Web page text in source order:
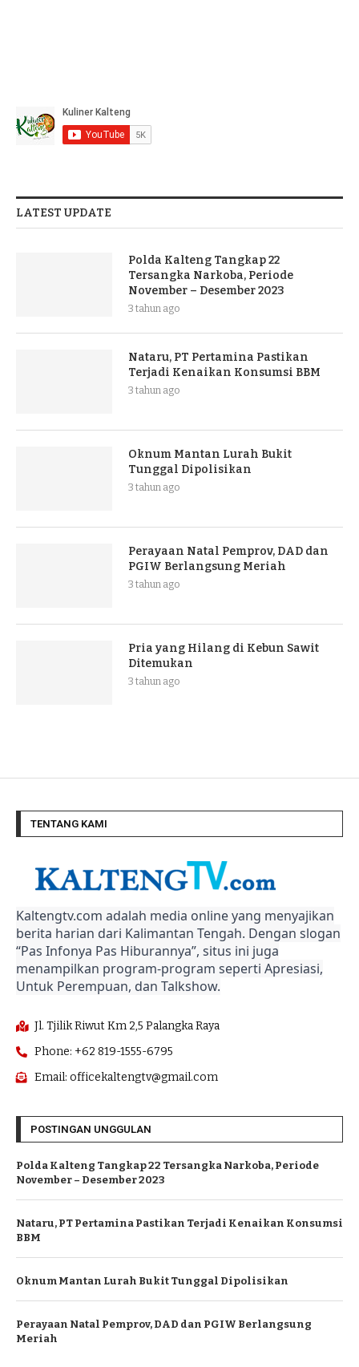
LATEST UPDATE
Polda Kalteng Tangkap 22
Tersangka Narkoba, Periode
November – Desember 2023
3 tahun ago
Nataru, PT Pertamina Pastikan
Terjadi Kenaikan Konsumsi BBM
3 tahun ago
Oknum Mantan Lurah Bukit
Tunggal Dipolisikan
3 tahun ago
Perayaan Natal Pemprov, DAD dan
PGIW Berlangsung Meriah
3 tahun ago
Pria yang Hilang di Kebun Sawit
Ditemukan
3 tahun ago
TENTANG KAMI
Kaltengtv.com adalah media online yang menyajikan
berita harian dari Kalimantan Tengah. Dengan slogan
“Pas Infonya Pas Hiburannya”, situs ini juga
menampilkan program-program seperti Apresiasi,
Untuk Perempuan, dan Talkshow.
Jl. Tjilik Riwut Km 2,5 Palangka Raya
Phone: +62 819-1555-6795
Email: officekaltengtv@gmail.com
POSTINGAN UNGGULAN
Polda Kalteng Tangkap 22 Tersangka Narkoba, Periode
November – Desember 2023
Nataru, PT Pertamina Pastikan Terjadi Kenaikan Konsumsi
BBM
Oknum Mantan Lurah Bukit Tunggal Dipolisikan
Perayaan Natal Pemprov, DAD dan PGIW Berlangsung
Meriah